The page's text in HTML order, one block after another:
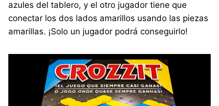
azules del tablero, y el otro jugador tiene que
conectar los dos lados amarillos usando las piezas
amarillas. ¡Solo un jugador podrá conseguirlo!